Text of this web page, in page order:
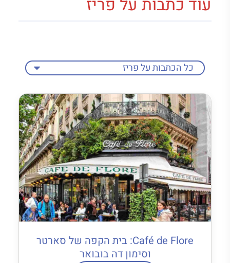
עוד כתבות על פריז
Café de Flore: בית הקפה של סארטר
וסימון דה בובואר